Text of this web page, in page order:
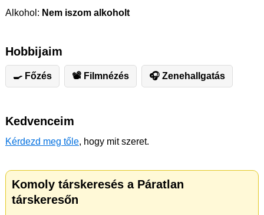
Alkohol: Nem iszom alkoholt
Hobbijaim
🍳 Főzés 📽 Filmnézés 🎧 Zenehallgatás
Kedvenceim
Kérdezd meg tőle, hogy mit szeret.
Komoly társkeresés a Páratlan
társkeresőn